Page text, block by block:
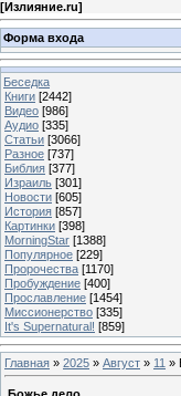
[Излияние.ru]
Форма входа
Беседка
Книги [2442]
Видео [986]
Аудио [335]
Статьи [3066]
Разное [737]
Библия [377]
Израиль [301]
Новости [605]
История [857]
Картинки [398]
MorningStar [1388]
Популярное [229]
Пророчества [1170]
Пробуждение [400]
Прославление [1454]
Миссионерство [335]
It's Supernatural! [859]
Главная » 2025 » Август » 11 »